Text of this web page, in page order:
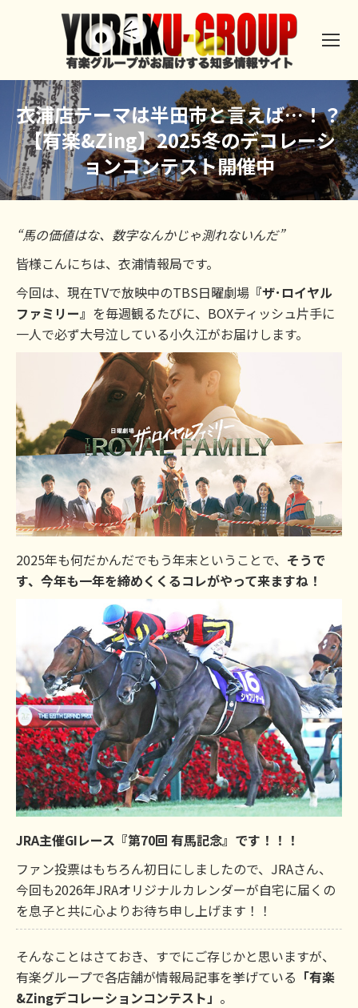
衣浦店テーマは半田市と言えば…！？
【有楽&Zing】2025冬のデコレーシ
ョンコンテスト開催中
“馬の価値はな、数字なんかじゃ測れないんだ”
皆様こんにちは、衣浦情報局です。
今回は、現在TVで放映中のTBS日曜劇場 『ザ･ロイヤル
ファミリー』 を毎週観るたびに、BOXティッシュ片手に
一人で必ず大号泣している小久江がお届けします。
2025年も何だかんだでもう年末ということで、 そうで
す、今年も一年を締めくくるコレがやって来ますね！
JRA主催GIレース『第70回 有馬記念』です！！！
ファン投票はもちろん初日にしましたので、JRAさん、
今回も2026年JRAオリジナルカレンダーが自宅に届くの
を息子と共に心よりお待ち申し上げます！！
そんなことはさておき、すでにご存じかと思いますが、
有楽グループで各店舗が情報局記事を挙げている 「有楽
&Zingデコレーションコンテスト」 。